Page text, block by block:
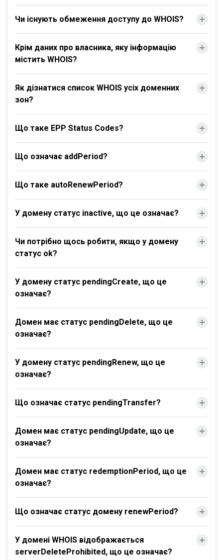
Чи існують обмеження доступу до WHOIS?
Крім даних про власника, яку інформацію
містить WHOIS?
Як дізнатися список WHOIS усіх доменних
зон?
Що таке EPP Status Codes?
Що означає addPeriod?
Що таке autoRenewPeriod?
У домену статус inactive, що це означає?
Чи потрібно щось робити, якщо у домену
статус ok?
У домену статус pendingCreate, що це
означає?
Домен має статус pendingDelete, що це
означає?
У домену статус pendingRenew, що це
означає?
Що означає статус pendingTransfer?
Домен має статус pendingUpdate, що це
означає?
Домен має статус redemptionPeriod, що це
означає?
Що означає статус домену renewPeriod?
У домені WHOIS відображається
serverDeleteProhibited, що це означає?